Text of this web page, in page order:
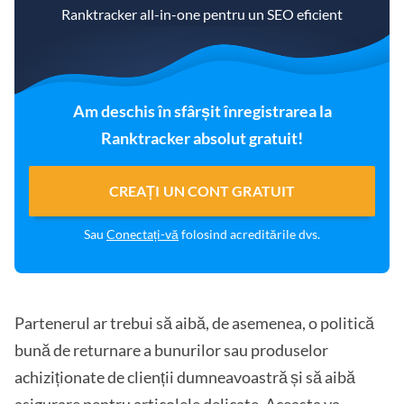
Ranktracker all-in-one pentru un SEO eficient
Am deschis în sfârșit înregistrarea la
Ranktracker absolut gratuit!
CREAȚI UN CONT GRATUIT
Sau Conectați-vă folosind acreditările dvs.
Partenerul ar trebui să aibă, de asemenea, o politică
bună de returnare a bunurilor sau produselor
achiziționate de clienții dumneavoastră și să aibă